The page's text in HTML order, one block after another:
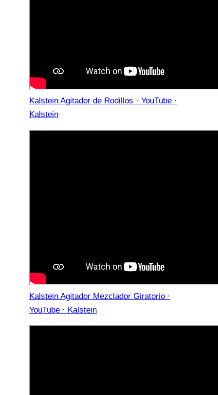
Kalstein Agitador de Rodillos · YouTube ·
Kalstein
Kalstein Agitador Mezclador Giratorio ·
YouTube · Kalstein